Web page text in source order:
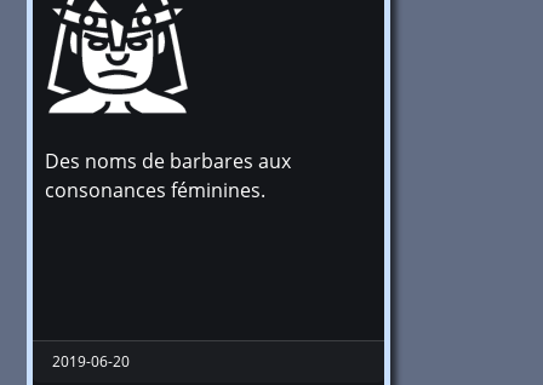
+1 million
Des noms de barbares aux
consonances féminines.
2019-06-20